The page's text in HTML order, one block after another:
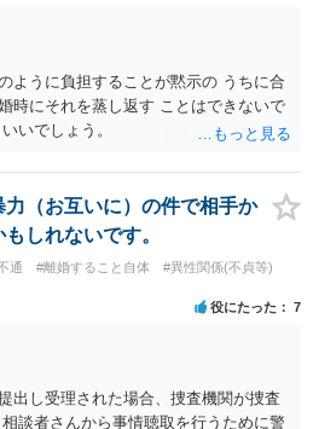
ように負担することが黙示の うちに合
時にそれを蒸し返す ことはできないで
いでしょう。
（お互いに）の件で相手か
しれないです。
通 #離婚すること自体
#異性関係(不貞等)
役にたった 7
出し受理された場合、捜査機関が捜査
談者さんから事情聴取を行うために警